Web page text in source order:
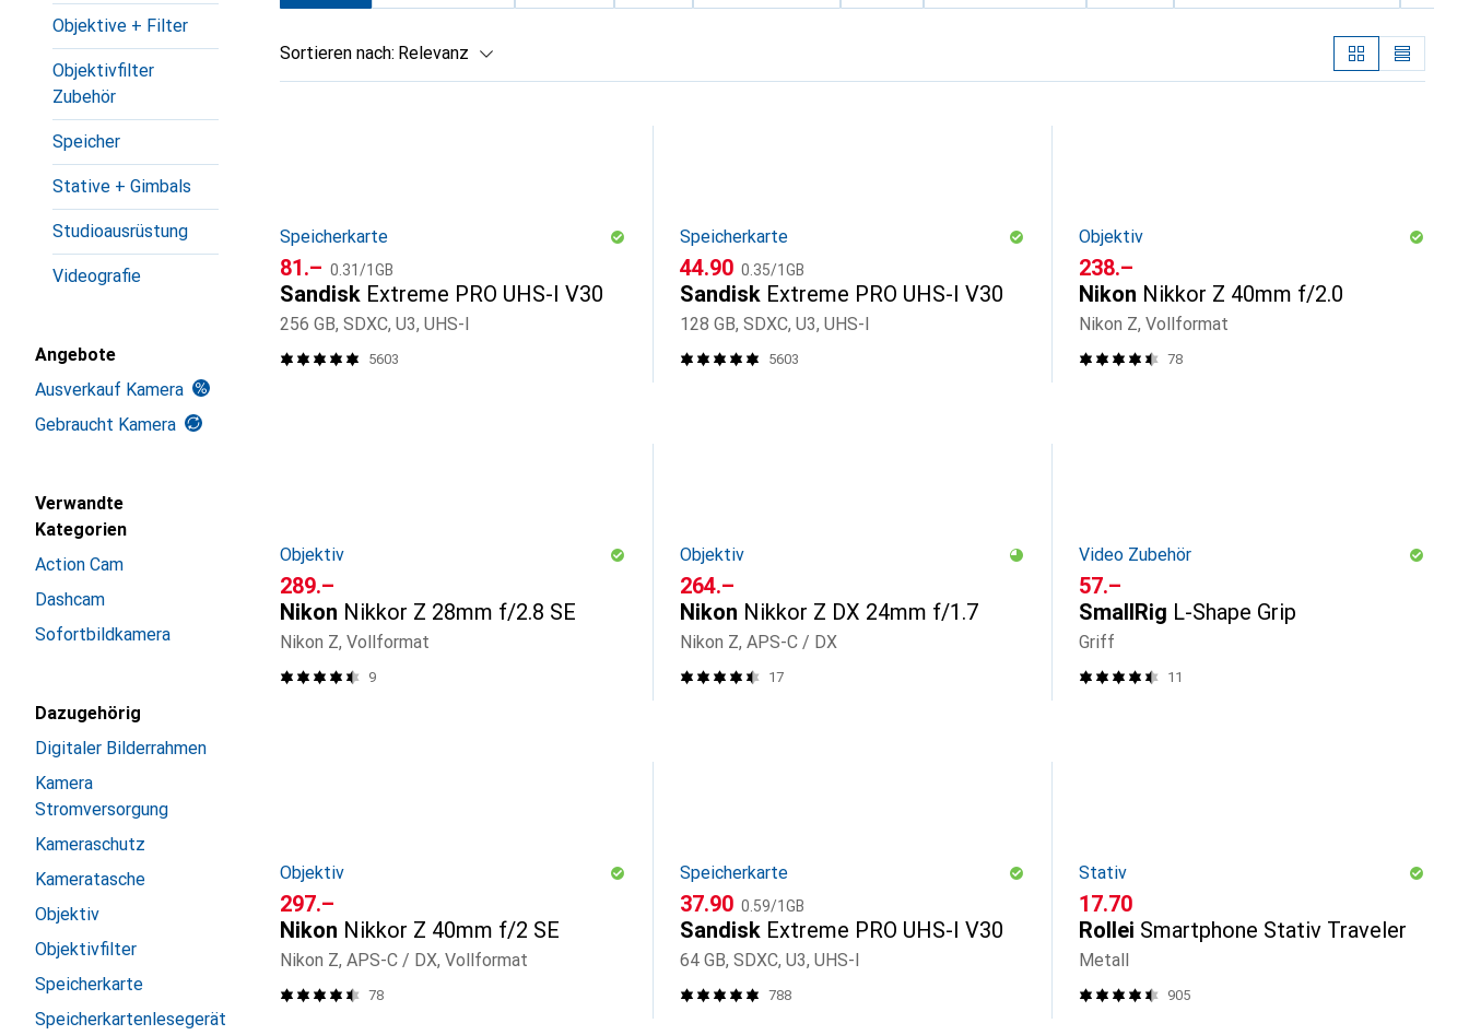
Objektive + Filter
Objektivfilter
Zubehör
Speicher
Stative + Gimbals
Studioausrüstung
Videografie
Angebote
Ausverkauf Kamera
Gebraucht Kamera
Verwandte
Kategorien
Action Cam
Dashcam
Sofortbildkamera
Dazugehörig
Digitaler Bilderrahmen
Kamera
Stromversorgung
Kameraschutz
Kameratasche
Objektiv
Objektivfilter
Speicherkarte
Speicherkartenlesegerät
Sortieren nach: Relevanz
Speicherkarte
CHF
81.– CHF
0.31 /1GB
Sandisk Extreme PRO UHS-I V30
256 GB, SDXC, U3, UHS-I
5603
Speicherkarte
CHF
44.90 CHF
0.35/1GB
Sandisk Extreme PRO UHS-I V30
128 GB, SDXC, U3, UHS-I
5603
Objektiv
CHF
238.–
Nikon Nikkor Z 40mm f/2.0
Nikon Z, Vollformat
78
Objektiv
CHF
289.–
Nikon Nikkor Z 28mm f/2.8 SE
Nikon Z, Vollformat
9
Objektiv
CHF
264.–
Nikon Nikkor Z DX 24mm f/1.7
Nikon Z, APS-C / DX
17
Video Zubehör
CHF
57.–
SmallRig L-Shape Grip
Griff
11
Objektiv
CHF
297.–
Nikon Nikkor Z 40mm f/2 SE
Nikon Z, APS-C / DX, Vollformat
78
Speicherkarte
CHF
37.90 CHF
0.59/1GB
Sandisk Extreme PRO UHS-I V30
64 GB, SDXC, U3, UHS-I
788
Stativ
CHF
17.70
Rollei Smartphone Stativ Traveler
Metall
905